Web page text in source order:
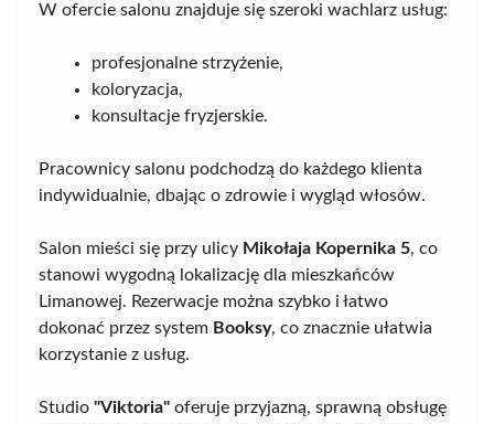
W ofercie salonu znajduje się szeroki wachlarz usług:
profesjonalne strzyżenie,
koloryzacja,
konsultacje fryzjerskie.
Pracownicy salonu podchodzą do każdego klienta
indywidualnie, dbając o zdrowie i wygląd włosów.
Salon mieści się przy ulicy Mikołaja Kopernika 5, co
stanowi wygodną lokalizację dla mieszkańców
Limanowej. Rezerwacje można szybko i łatwo
dokonać przez system Booksy, co znacznie ułatwia
korzystanie z usług.
Studio "Viktoria" oferuje przyjazną, sprawną obsługę